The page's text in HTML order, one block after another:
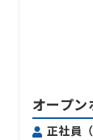
オープ
正社員（